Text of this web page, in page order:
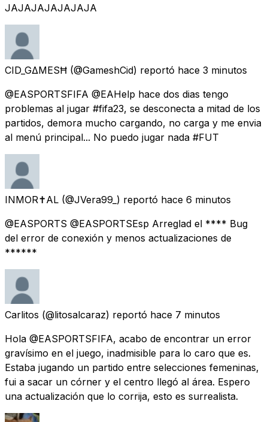
JAJAJAJAJAJAJA
CID_GΔMESĦ (@GameshCid) reportó hace 3 minutos
@EASPORTSFIFA @EAHelp hace dos dias tengo
problemas al jugar #fifa23, se desconecta a mitad de los
partidos, demora mucho cargando, no carga y me envia
al menú principal... No puedo jugar nada #FUT
INMOR✝️AL (@JVera99_) reportó hace 6 minutos
@EASPORTS @EASPORTSEsp Arreglad el **** Bug
del error de conexión y menos actualizaciones de
******
Carlitos (@litosalcaraz) reportó hace 7 minutos
Hola @EASPORTSFIFA, acabo de encontrar un error
gravísimo en el juego, inadmisible para lo caro que es.
Estaba jugando un partido entre selecciones femeninas,
fui a sacar un córner y el centro llegó al área. Espero
una actualización que lo corrija, esto es surrealista.